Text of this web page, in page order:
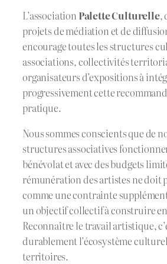
L’association Palette Culturelle,
projets de médiation et de
encourage toutes les structures
associations, collectivités
organisateurs d’expositions à
progressivement cette
pratique.
Nous sommes conscients que de
structures associatives
bénévolat et avec des budgets
rémunération des artistes ne doit
comme une contrainte
un objectif collectif à construire
Reconnaître le travail artistique,
durablement l’écosystème
territoires.